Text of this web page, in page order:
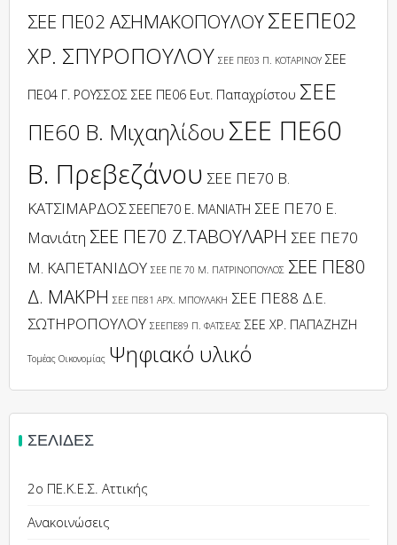
ΣΕΕ ΠΕ02 ΑΣΗΜΑΚΟΠΟΥΛΟΥΣΕΕΠΕ02
ΧΡ. ΣΠΥΡΟΠΟΥΛΟΥ ΣΕΕ ΠΕ03 Π. ΚΟΤΑΡΙΝΟΥ ΣΕΕ
ΠΕ04 Γ. ΡΟΥΣΣΟΣ ΣΕΕ ΠΕ06 Ευτ. Παπαχρίστου ΣΕΕ
ΠΕ60 Β. Μιχαηλίδου ΣΕΕ ΠΕ60
Β. Πρεβεζάνου ΣΕΕ ΠΕ70 Β.
ΚΑΤΣΙΜΑΡΔΟΣ ΣΕΕΠΕ70 Ε. ΜΑΝΙΑΤΗ ΣΕΕ ΠΕ70 Ε.
Μανιάτη ΣΕΕ ΠΕ70 Ζ.ΤΑΒΟΥΛΑΡΗ ΣΕΕ ΠΕ70
Μ. ΚΑΠΕΤΑΝΙΔΟΥ ΣΕΕ ΠΕ 70 Μ. ΠΑΤΡΙΝΟΠΟΥΛΟΣ ΣΕΕ ΠΕ80
Δ. ΜΑΚΡΗ ΣΕΕ ΠΕ81 ΑΡΧ. ΜΠΟΥΛΑΚΗ ΣΕΕ ΠΕ88 Δ.Ε.
ΣΩΤΗΡΟΠΟΥΛΟΥ ΣΕΕΠΕ89 Π. ΦΑΤΣΕΑΣ ΣΕΕ ΧΡ. ΠΑΠΑΖΗΖΗ
Τομέας Οικονομίας Ψηφιακό υλικό
ΣΕΛΊΔΕΣ
2ο ΠΕ.Κ.Ε.Σ. Αττικής
Ανακοινώσεις